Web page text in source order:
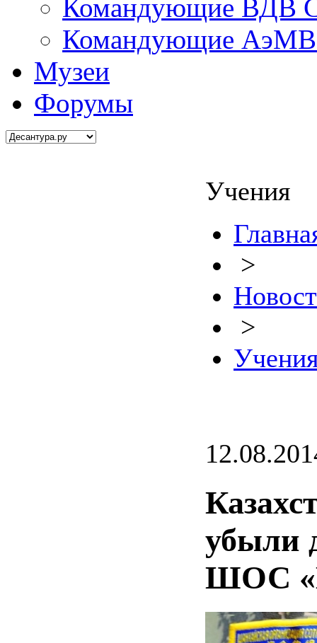
Командующие ВДВ
Командующие АэМВ
Музеи
Форумы
Учения
>
>
убыли
ШОС